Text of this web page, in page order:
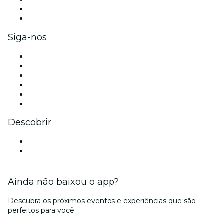
Siga-nos
Descobrir
Ainda não baixou o app?
Descubra os próximos eventos e experiências que são
perfeitos para você.